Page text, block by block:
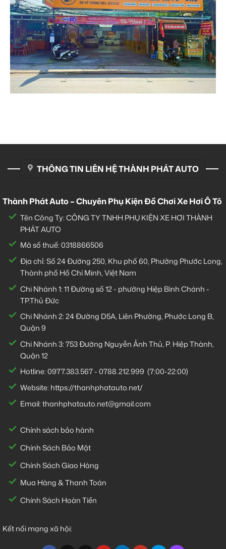
THÔNG TIN LIÊN HỆ THÀNH PHÁT AUTO
Thành Phát Auto – Chuyên Phụ Kiện Đồ Chơi Xe Hơi Ô Tô
Tên Công Ty: CÔNG TY TNHH PHỤ KIỆN XE HƠI THÀNH
PHÁT AUTO
Mã số thuế: 0318866506
Địa chỉ: Số 24 Đường 250, Khu phố 60, Phường Phước Long,
Thành phố Hồ Chí Minh, Việt Nam
Chi Nhánh 1:11 Đường số 12 - phường Hiệp Bình Chánh -
TP.Thủ Đức
Chi Nhánh 2:24 Đường D5A, Liên Phường, Phước Long B,
Quận 9
Chi Nhánh 3:753 Đường Nguyễn Ảnh Thủ, P. Hiệp Thành,
Quận 12
Hotline:0977.383.567-0788.212.999 (7:00-22:00)
Website: https://thanhphatauto.net/
Email:thanhphatauto.net@gmail.com
Chính sách bảo hành
Chính Sách Bảo Mật
Chính Sách Giao Hàng
Mua Hàng & Thanh Toán
Chính Sách Hoàn Tiền
Kết nối mạng xã hội: